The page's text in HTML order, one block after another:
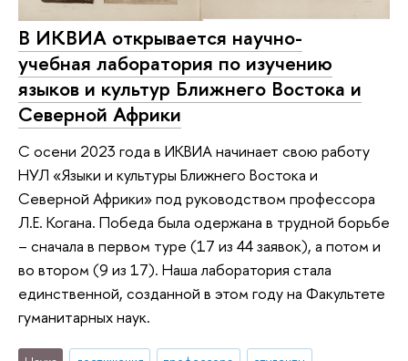
В ИКВИА открывается научно-
учебная лаборатория по изучению
языков и культур Ближнего Востока и
Северной Африки
С осени 2023 года в ИКВИА начинает свою работу
НУЛ «Языки и культуры Ближнего Востока и
Северной Африки» под руководством профессора
Л.Е. Когана. Победа была одержана в трудной борьбе
– сначала в первом туре (17 из 44 заявок), а потом и
во втором (9 из 17). Наша лаборатория стала
единственной, созданной в этом году на Факультете
гуманитарных наук.